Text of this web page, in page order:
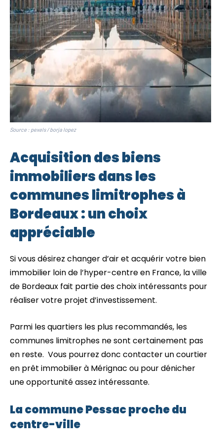
Source : pexels / borja lopez
Acquisition des biens
immobiliers dans les
communes limitrophes à
Bordeaux : un choix
appréciable
Si vous désirez changer d’air et acquérir votre bien
immobilier loin de l’hyper-centre en France, la ville
de Bordeaux fait partie des choix intéressants pour
réaliser votre projet d’investissement.
Parmi les quartiers les plus recommandés, les
communes limitrophes ne sont certainement pas
en reste. Vous pourrez donc contacter un courtier
en prêt immobilier à Mérignac ou pour dénicher
une opportunité assez intéressante.
La commune Pessac proche du
centre-ville